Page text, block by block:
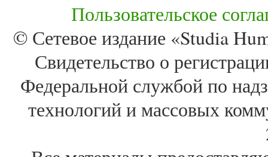
Пользовательское
© Сетевое издание «Studia
Свидетельство о
Федеральной службой по
технологий и массовых